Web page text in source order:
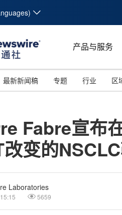
产品与服务
最新新闻稿 专题 行业 区
Fabre宣布
变的
Laboratories
5659